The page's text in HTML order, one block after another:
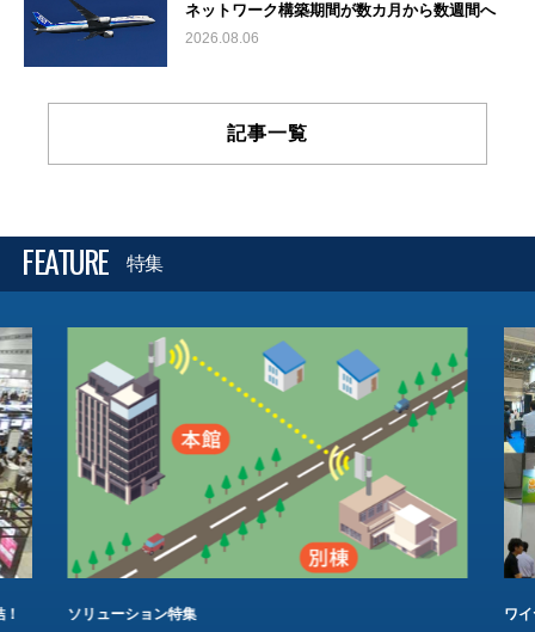
ネットワーク構築期間が数カ月から数週間へ
2026.08.06
記事一覧
FEATURE 特集
ソリューション特集 ワ